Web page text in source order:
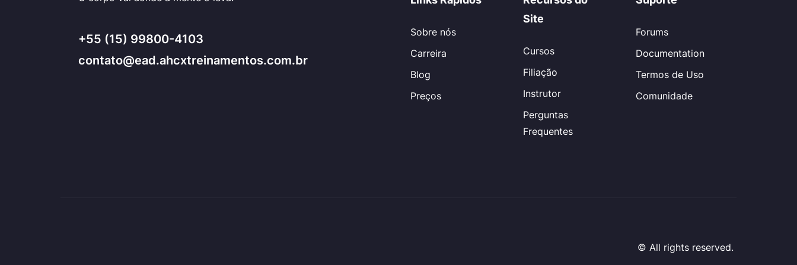
+55 (15) 99800-4103
contato@ead.ahcxtreinamentos.com.br
Sobre nós
Carreira
Blog
Preços
Site
Cursos
Filiação
Instrutor
Perguntas
Frequentes
Forums
Documentation
Termos de Uso
Comunidade
© All rights reserved.